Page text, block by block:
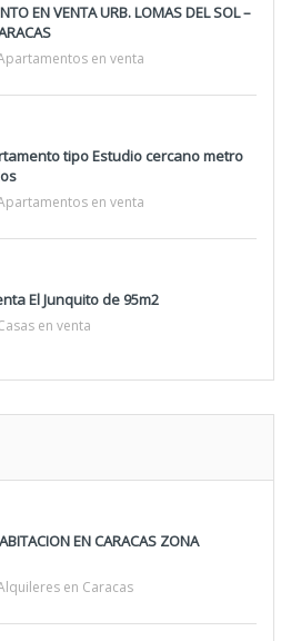
EN VENTA URB. LOMAS DEL SOL –
en venta
tipo Estudio cercano metro
en venta
El Junquito de 95m2
en venta
EN CARACAS ZONA
en Caracas